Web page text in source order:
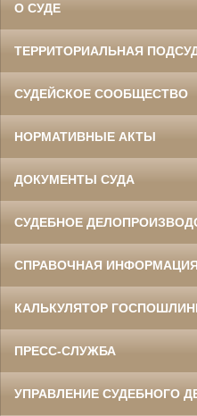
О СУДЕ
ТЕРРИТОРИАЛЬНАЯ
СУДЕЙСКОЕ СООБЩЕСТВО
НОРМАТИВНЫЕ АКТЫ
ДОКУМЕНТЫ СУДА
СУДЕБНОЕ
СПРАВОЧНАЯ ИНФОРМАЦИЯ
КАЛЬКУЛЯТОР
ПРЕСС-СЛУЖБА
УПРАВЛЕНИЕ СУДЕБНОГО